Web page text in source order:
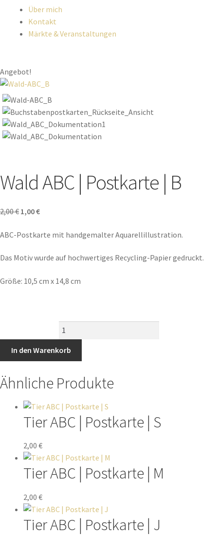
Über mich
Kontakt
Märkte & Veranstaltungen
Angebot!
Wald ABC | Postkarte | B
2,00€ 1,00€
ABC-Postkarte mit handgemalter Aquarellillustration.
Das Motiv wurde auf hochwertiges Recycling-Papier gedruckt.
Größe: 10,5 cm x 14,8 cm
In den Warenkorb
Ähnliche Produkte
Tier ABC | Postkarte | S
2,00 €
Tier ABC | Postkarte | M
2,00 €
Tier ABC | Postkarte | J